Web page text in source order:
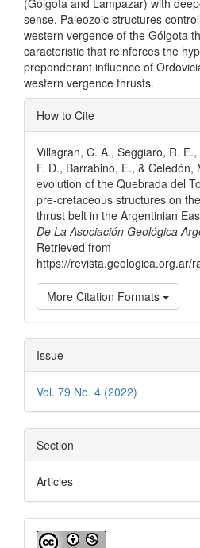
sense, Paleozoic structures
western vergence of the Gólgota
caracteristic that reinforces the
preponderant influence of
western vergence thrusts.
Article
Details
How to Cite
Villagran, C. A., Seggiaro, R.
F. D., Barrabino, E., & Celedón,
evolution of the Quebrada del
pre-cretaceous structures on
thrust belt in the Argentinian
De La Asociación Geológica
Retrieved from
https://revista.geologica.org.ar/
More Citation Formats
Issue
Vol. 79 No. 4 (2022)
Section
Articles